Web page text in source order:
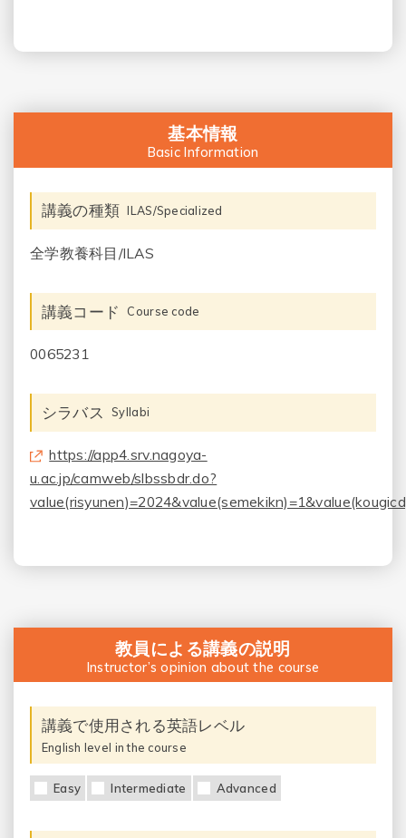
基本情報
Basic Information
講義の種類 ILAS/Specialized
全学教養科目/ILAS
講義コード Course code
0065231
シラバス Syllabi
https://app4.srv.nagoya-
u.ac.jp/camweb/slbssbdr.do?
教員による講義の説明
Instructor’s opinion about the course
講義で使用される英語レベル
English level in the course
Easy Intermediate Advanced